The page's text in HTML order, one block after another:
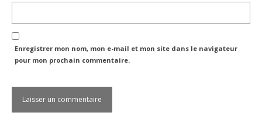
Enregistrer mon nom, mon e-mail et mon site dans le navigateur
pour mon prochain commentaire.